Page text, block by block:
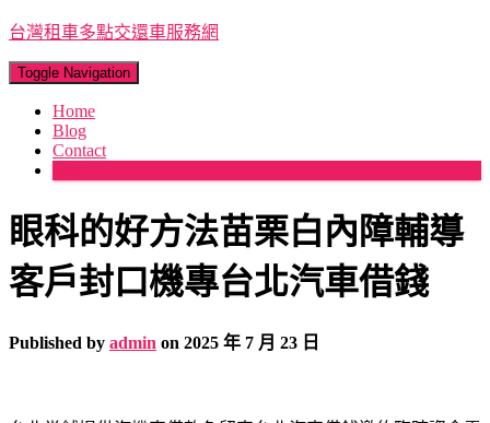
台灣租車多點交還車服務網
Toggle Navigation
Home
Blog
Contact
眼科的好方法苗栗白內障輔導
客戶封口機專台北汽車借錢
Published by admin on 2025 年 7 月 23 日